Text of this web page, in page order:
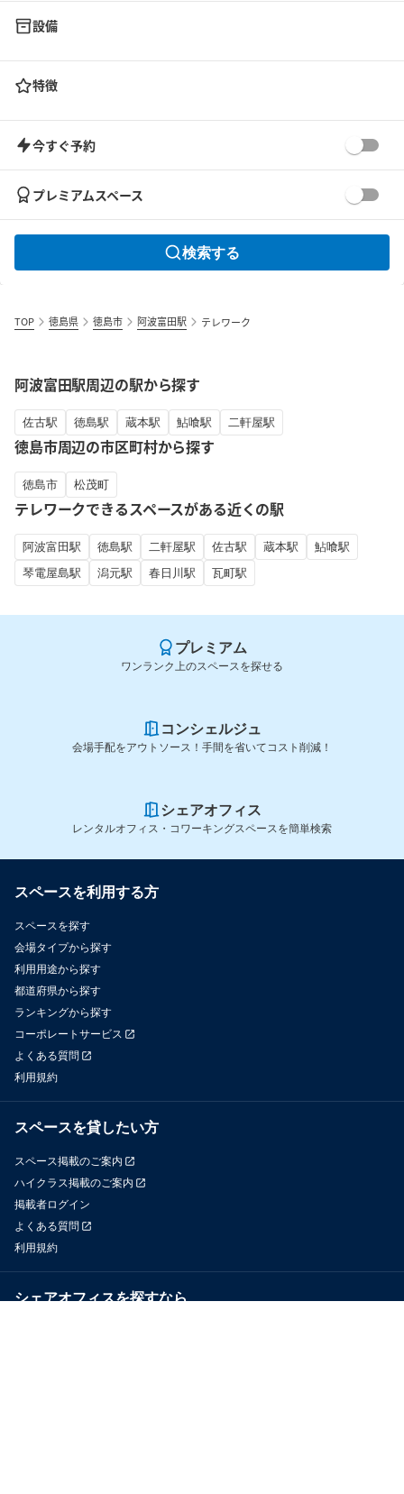
設備
特徴
今すぐ予約
プレミアムスペース
検索する
TOP 徳島県 徳島市 阿波富田駅 テレワーク
阿波富田駅周辺の駅から探す
佐古駅 徳島駅 蔵本駅 鮎喰駅 二軒屋駅
徳島市周辺の市区町村から探す
徳島市 松茂町
テレワークできるスペースがある近くの駅
阿波富田駅 徳島駅 二軒屋駅 佐古駅 蔵本駅
鮎喰駅
琴電屋島駅
潟元駅 春日川駅 瓦町駅
プレミアム
ワンランク上のスペースを探せる
コンシェルジュ
会場手配をアウトソース！手間を省いてコスト削減！
シェアオフィス
レンタルオフィス・コワーキングスペースを簡単検索
スペースを利用する方
スペースを探す
会場タイプから探す
利用用途から探す
都道府県から探す
ランキングから探す
コーポレートサービス
よくある質問
利用規約
スペースを貸したい方
スペース掲載のご案内
ハイクラス掲載のご案内
掲載者ログイン
よくある質問
利用規約
シェアオフィスを探すなら